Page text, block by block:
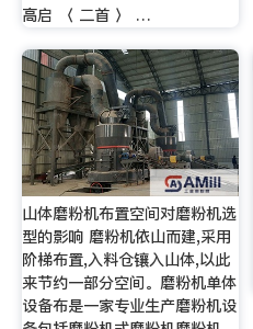
高启 〈 二首 〉 …
山体磨粉机布置空间对磨粉机选
型的影响 磨粉机依山而建,采用
阶梯布置,入料仓镶入山体,以此
来节约一部分空间。磨粉机单体
设备布是一家专业生产磨粉机设